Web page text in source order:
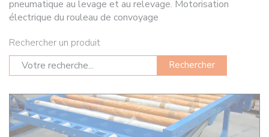
pneumatique au levage et au relevage. Motorisation
électrique du rouleau de convoyage
Rechercher un produit
Rechercher